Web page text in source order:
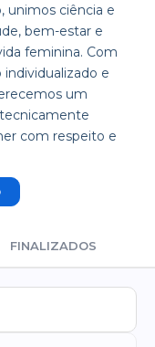
unimos ciência e
bem-estar e
feminina. Com
e
um
com respeito e
FINALIZADOS